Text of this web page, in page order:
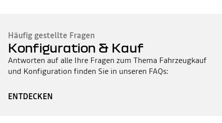
Häufig gestellte Fragen
Konfiguration & Kauf
Antworten auf alle Ihre Fragen zum Thema Fahrzeugkauf
und Konfiguration finden Sie in unseren FAQs:
ENTDECKEN